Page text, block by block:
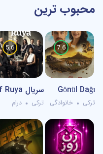
محبوب ترین
7.6
Gönül Dağı
ترکی خانوادگی
5.6
ترکی درام